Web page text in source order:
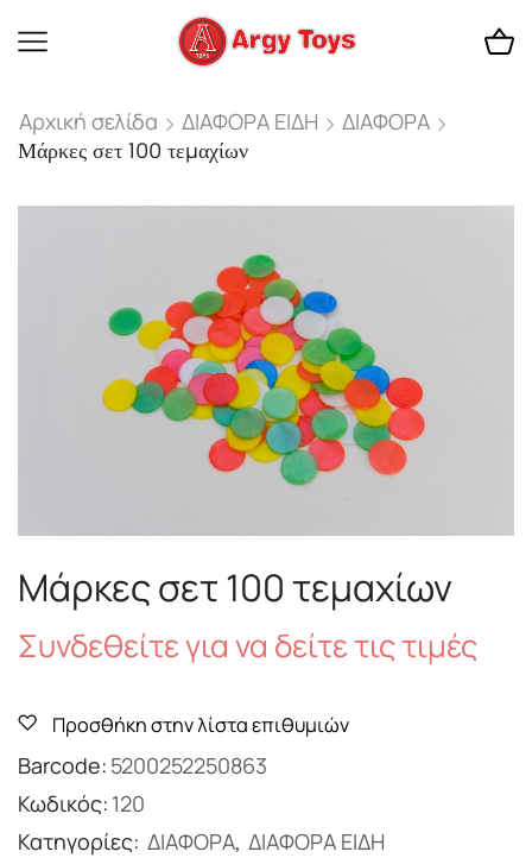
Αρχική σελίδα ΔΙΑΦΟΡΑ ΕΙΔΗ ΔΙΑΦΟΡΑ
Μάρκες σετ 100 τεμαχίων
Μάρκες σετ 100 τεμαχίων
Συνδεθείτε για να δείτε τις τιμές
Προσθήκη στην λίστα επιθυμιών
Barcode: 5200252250863
Κωδικός: 120
Κατηγορίες: ΔΙΑΦΟΡΑ, ΔΙΑΦΟΡΑ ΕΙΔΗ